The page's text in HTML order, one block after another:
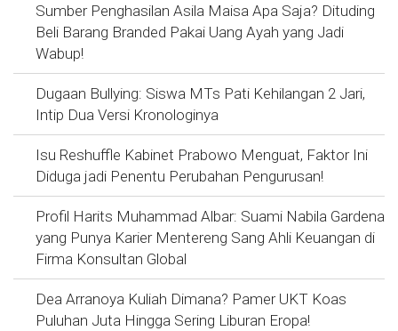
Sumber Penghasilan Asila Maisa Apa Saja? Dituding
Beli Barang Branded Pakai Uang Ayah yang Jadi
Wabup!
Dugaan Bullying: Siswa MTs Pati Kehilangan 2 Jari,
Intip Dua Versi Kronologinya
Isu Reshuffle Kabinet Prabowo Menguat, Faktor Ini
Diduga jadi Penentu Perubahan Pengurusan!
Profil Harits Muhammad Albar: Suami Nabila Gardena
yang Punya Karier Mentereng Sang Ahli Keuangan di
Firma Konsultan Global
Dea Arranoya Kuliah Dimana? Pamer UKT Koas
Puluhan Juta Hingga Sering Liburan Eropa!